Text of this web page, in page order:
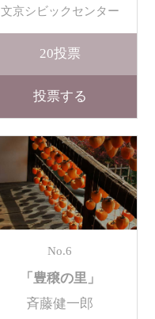
文京シビックセンター
20投票
投票する
No.6
「豊穣の里」
斉藤健一郎